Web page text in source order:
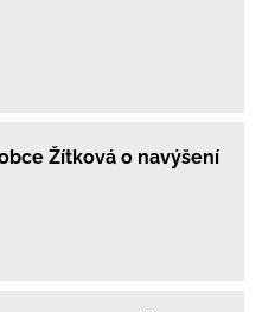
Žítková o navýšení